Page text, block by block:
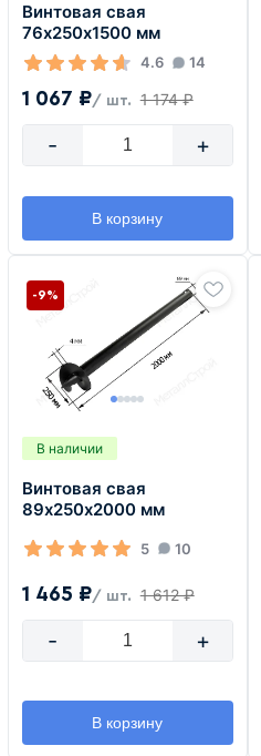
Винтовая свая
76х250х1500 мм
4.6 14
1 067 ₽/ шт. 1 174 ₽
- +
В корзину
В наличии
Винтовая свая
89х250х2000 мм
5 10
1 465 ₽/ шт. 1 612 ₽
-9%
- +
В корзину